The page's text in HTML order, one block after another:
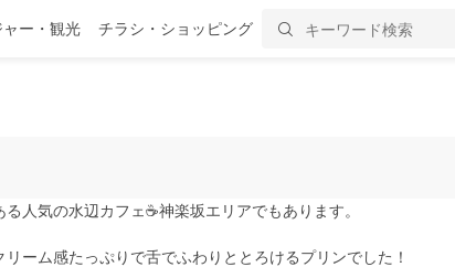
ャー・観光 チラシ・ショッピング
人気の水辺カフェ☕️神楽坂エリアでもあります。
ーム感たっぷりで舌でふわりととろけるプリンでした！